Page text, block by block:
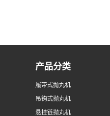
产品分类
履带式抛丸机
吊钩式抛丸机
悬挂链抛丸机